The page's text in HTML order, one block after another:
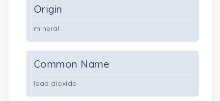
Origin
mineral
Common Name
lead dioxide